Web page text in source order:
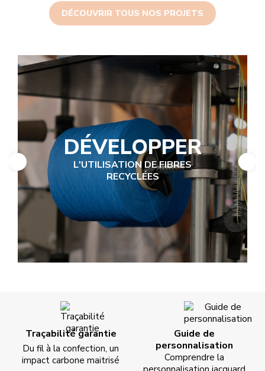
DÉCOUVRIR TOUS NOS PROJETS
DÉVELOPPER
L'UTILISATION DE FIBRES
RECYCLÉES
Traçabilité garantie
Du fil à la confection, un
impact carbone maitrisé
Guide de
personnalisation
Comprendre la